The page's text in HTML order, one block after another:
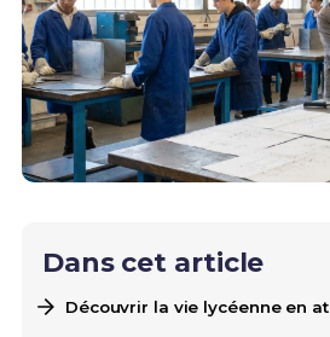
Dans cet article
Découvrir la vie lycéenne en